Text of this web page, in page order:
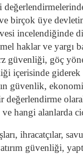
birçok üye
ve yargı
göç
giderek
güvenlik,
değerlendirme
alanlarda
ihracatçılar,
güvenliği,